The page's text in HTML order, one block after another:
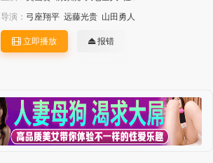
导演： 弓座翔平 远藤光贵 山田勇人
立即播放 报错